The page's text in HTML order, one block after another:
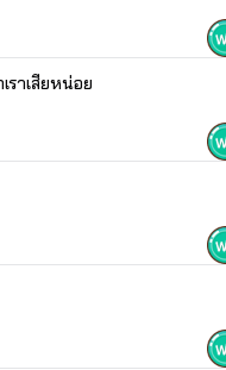
สำหรับแปลขายลงบน
ทธิ์ 100%
Literature
จฉริยะ
is the Almighty Boss
ราเสียหน่อย